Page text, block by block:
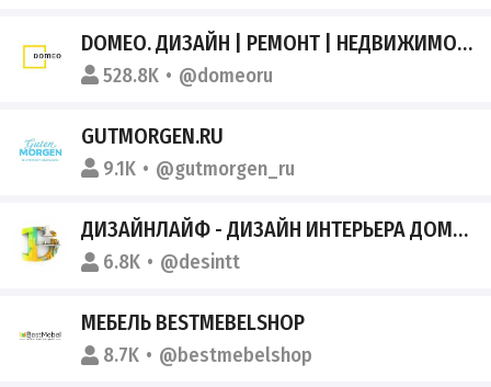
DOMEO. ДИЗАЙН | РЕМОНТ | НЕДВИЖИМОСТЬ
528.8K @domeoru
GUTMORGEN.RU
9.1K @gutmorgen_ru
ДИЗАЙНЛАЙФ - ДИЗАЙН ИНТЕРЬЕРА ДОМА И КВАРТИРЫ
6.8K @desintt
МЕБЕЛЬ BESTMEBELSHOP
8.7K @bestmebelshop